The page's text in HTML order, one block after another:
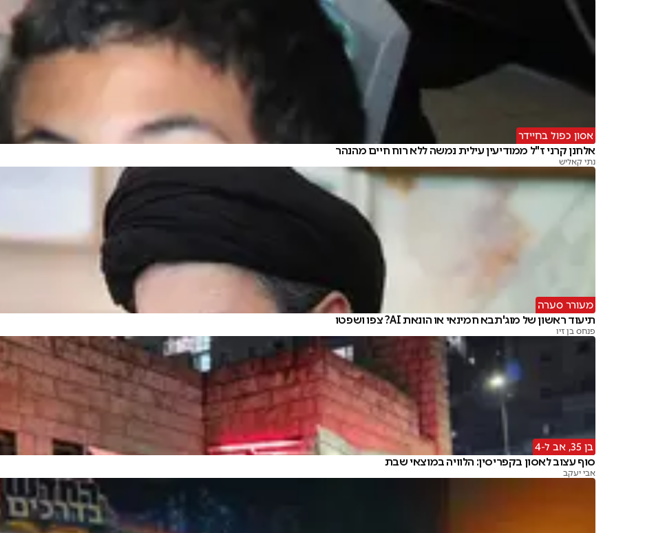
אסון כפול בחיידר
אלחנן קרני ז"ל ממודיעין עילית נמשה ללא רוח חיים מהנהר
נתי קאליש
מעורר סערה
תיעוד ראשון של מוג'תבא חמינאי או הונאת AI? צפו ושפטו
פנחס בן זיו
בן 35, אב ל-4
סוף עצוב לאסון בקפריסין: הלוויה במוצאי שבת
אבי יעקב